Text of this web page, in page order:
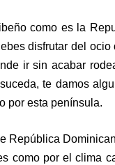
como es la
disfrutar del
ir sin acabar
te damos
por esta península.
República
como por el clima